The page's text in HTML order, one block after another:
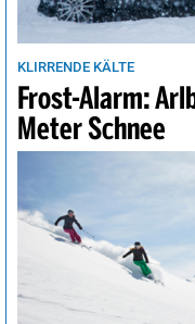
KLIRRENDE KÄLTE
Frost-Alarm:
Meter Schnee